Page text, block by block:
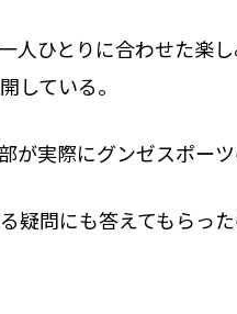
人ひとりに合わせた楽
している。
実際にグンゼスポーツ
疑問にも答えてもらっ